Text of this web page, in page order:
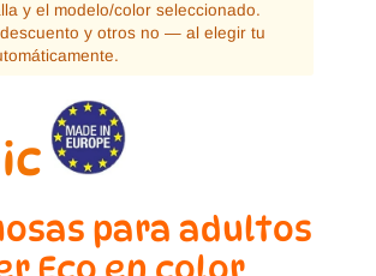
Snugi
Tikki
y el modelo/color seleccionado.
y otros no — al elegir tu
para adultos